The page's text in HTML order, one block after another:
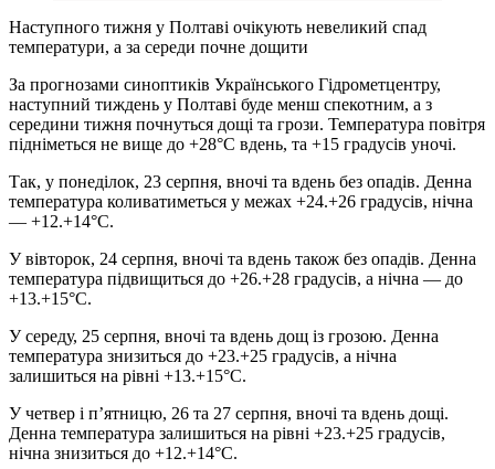
Наступного тижня у Полтаві очікують невеликий спад
температури, а за середи почне дощити
За прогнозами синоптиків Українського Гідрометцентру,
наступний тиждень у Полтаві буде менш спекотним, а з
середини тижня почнуться дощі та грози. Температура повітря
підніметься не вище до +28°C вдень, та +15 градусів уночі.
Так, у понеділок, 23 серпня, вночі та вдень без опадів. Денна
температура коливатиметься у межах +24.+26 градусів, нічна
— +12.+14°C.
У вівторок, 24 серпня, вночі та вдень також без опадів. Денна
температура підвищиться до +26.+28 градусів, а нічна — до
+13.+15°C.
У середу, 25 серпня, вночі та вдень дощ із грозою. Денна
температура знизиться до +23.+25 градусів, а нічна
залишиться на рівні +13.+15°C.
У четвер і п’ятницю, 26 та 27 серпня, вночі та вдень дощі.
Денна температура залишиться на рівні +23.+25 градусів,
нічна знизиться до +12.+14°C.